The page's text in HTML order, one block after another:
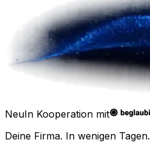
NeuIn Kooperation mit
Deine Firma. In wenigen Tagen.